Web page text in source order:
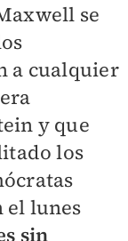
se
a cualquier
y que
los
el lunes
sin